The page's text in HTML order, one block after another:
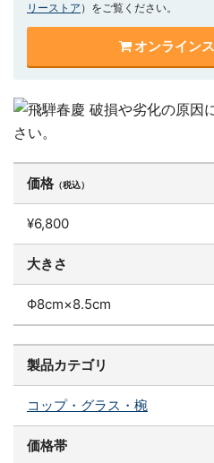
リーストア ）をご覧ください。
オンライン
価格（税込）
¥6,800
大きさ
Φ8cm×8.5cm
製品カテゴリ
コップ・グラス・椀
価格帯